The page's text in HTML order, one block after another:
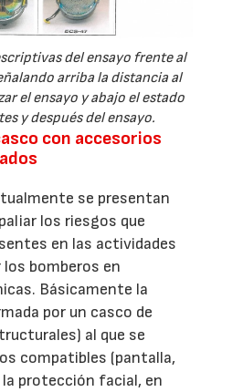
del ensayo frente al
arriba la distancia al
el ensayo y abajo el estado
y después del ensayo.
con accesorios
se presentan
los riesgos que
en las actividades
bomberos en
Básicamente la
por un casco de
al que se
compatibles (pantalla,
protección facial, en